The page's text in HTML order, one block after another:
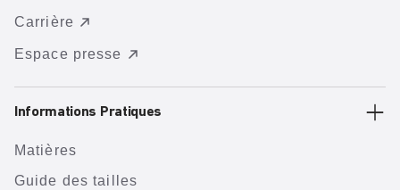
Carrière
Espace presse
Informations Pratiques
Matières
Guide des tailles